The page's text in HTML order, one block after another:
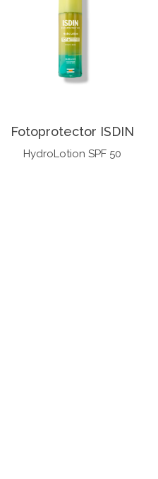
Fotoprotector ISDIN
HydroLotion SPF 50